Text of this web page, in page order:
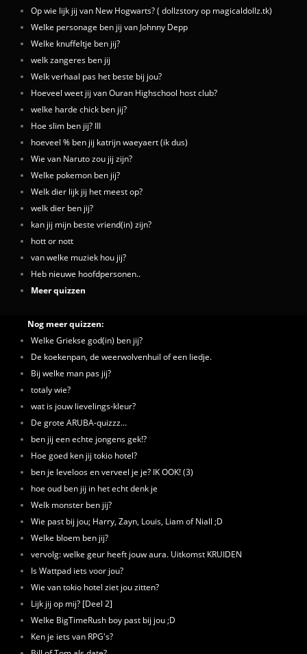
Op wie lijk jij van New Hogwarts? ( dollzstory op magicaldollz.tk)
Welke personage ben jij van Johnny Depp
Welke knuffeltje ben jij?
welk zangeres ben jij
Welk verhaal pas het beste bij jou?
Hoeveel weet jij van Ouran Highschool host club?
welke harde chick ben jij?
Hoe slim ben jij? III
hoeveel % ben jij katrijn waeyaert (ik dus)
Wie van Naruto zou jij zijn?
Welke pokemon ben jij?
Welk dier lijk jij het meest op?
welk dier ben jij?
kan jij mijn beste vriend(in) zijn?
hott or nott
van welke muziek hou jij?
Heb nieuwe hoofdpersonen..
Meer quizzen
Nog meer quizzen:
Welke Griekse god(in) ben jij?
De koekenpan, de weerwolvenhuil of een liedje.
Bij welke man pas jij?
totaly wie?
wat is jouw lievelings-kleur?
De grote ARUBA-quizzz...
ben jij een echte jongens gek!?
Hoe goed ken jij tokio hotel?
ben je leveloos en verveel je je? IK OOK! (3)
hoe oud ben jij in het echt denk je
Welk monster ben jij?
Wie past bij jou; Harry, Zayn, Louis, Liam of Niall ;D
Welke bloem ben jij?
vervolg: welke geur heeft jouw aura. Uitkomst KRUIDEN
Is Wattpad iets voor jou?
Wie van tokio hotel ziet jou zitten?
Lijk jij op mij? [Deel 2]
Welke BigTimeRush boy past bij jou ;D
Ken je iets van RPG's?